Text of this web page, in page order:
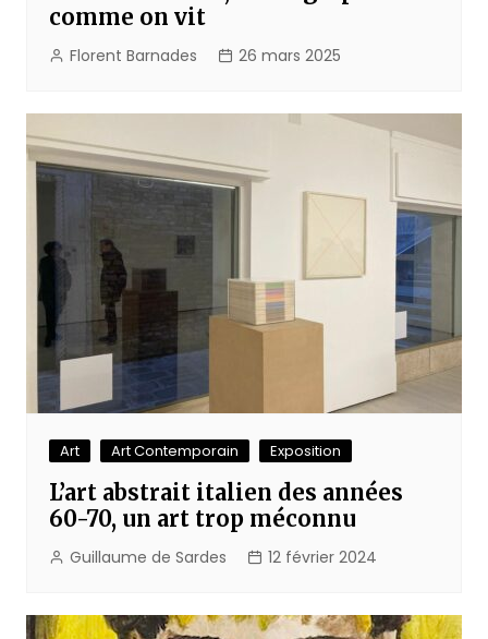
comme on vit
Florent Barnades 26 mars 2025
Art Art Contemporain Exposition
L’art abstrait italien des années
60-70, un art trop méconnu
Guillaume de Sardes 12 février 2024